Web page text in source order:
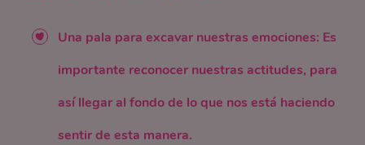
Una pala para excavar nuestras emociones: Es
importante reconocer nuestras actitudes, para
así llegar al fondo de lo que nos está haciendo
sentir de esta manera.